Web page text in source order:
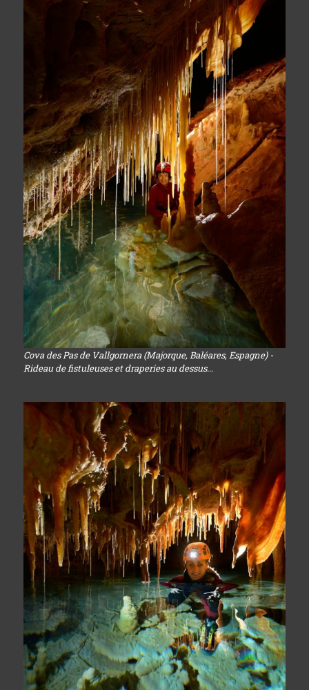
Cova des Pas de Vallgornera (Majorque, Baléares, Espagne) -
Rideau de fistuleuses et draperies au dessus...